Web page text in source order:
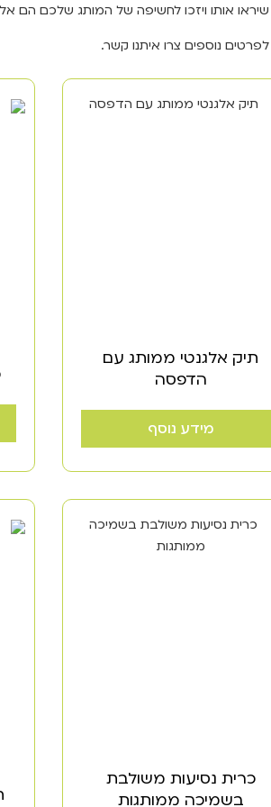
אותו ויזכו לחשיפה של המותג שלכם הם
נוספים צרו איתנו קשר.
תיק אלגנטי ממותג עם
הדפסה
מידע נוסף
כרית נסיעות משולבת
בשמיכה ממותגות